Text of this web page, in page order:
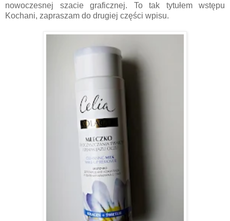
nowoczesnej szacie graficznej. To tak tytułem wstępu
Kochani, zapraszam do drugiej części wpisu.